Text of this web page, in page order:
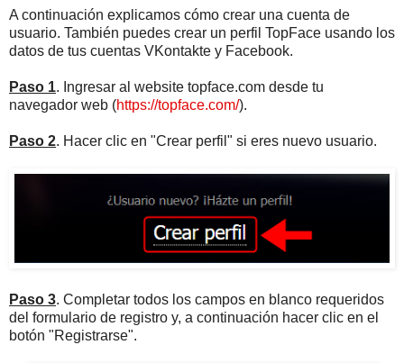
A continuación explicamos cómo crear una cuenta de
usuario. También puedes crear un perfil TopFace usando los
datos de tus cuentas VKontakte y Facebook.
Paso 1. Ingresar al website topface.com desde tu
navegador web (https://topface.com/).
Paso 2. Hacer clic en "Crear perfil" si eres nuevo usuario.
Paso 3. Completar todos los campos en blanco requeridos
del formulario de registro y, a continuación hacer clic en el
botón "Registrarse".